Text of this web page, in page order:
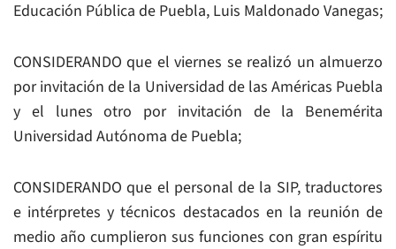
Educación Pública de Puebla, Luis Maldonado Vanegas;
CONSIDERANDO que el viernes se realizó un almuerzo
por invitación de la Universidad de las Américas Puebla
y el lunes otro por invitación de la Benemérita
Universidad Autónoma de Puebla;
CONSIDERANDO que el personal de la SIP, traductores
e intérpretes y técnicos destacados en la reunión de
medio año cumplieron sus funciones con gran espíritu